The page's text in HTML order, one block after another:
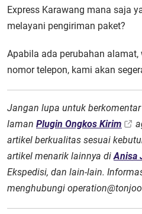
Express Karawang mana saja
melayani pengiriman paket?
Apabila ada perubahan
nomor telepon, kami akan
Jangan lupa untuk
laman Plugin Ongkos Kirim
artikel berkualitas sesuai
artikel menarik lainnya di Anisa
Ekspedisi, dan lain-lain.
menghubungi